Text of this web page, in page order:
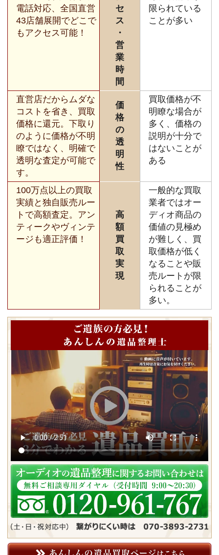
電話対応、全国直営
43店舗展開でどこで
もアクセス可能！
セ
ス
・
営
業
時
間
限られている
ことが多い
直営店だからムダな
コストを省き、買取
価格に還元。下取り
のように価格が不明
瞭ではなく、明確で
透明な査定が可能で
す。
価
格
の
透
明
性
買取価格が不
明瞭な場合が
多く、価格の
説明が十分で
はないことが
ある
100万点以上の買取
実績と独自販売ルー
トで高額査定。アン
ティークやヴィンテ
ージも適正評価！
高
額
買
取
実
現
一般的な買取
業者ではオー
ディオ商品の
価値の見極め
が難しく、買
取価格が低く
なることや販
売ルートが限
られることが
多い。